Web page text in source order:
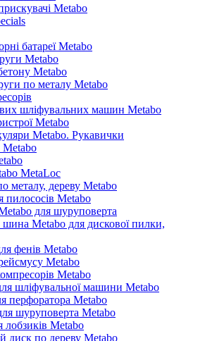
Metabo
батареї Metabo
Metabo
Metabo
по металу Metabo
шліфувальних машин Metabo
Metabo
Metabo. Рукавички
MetaLoc
металу, дереву Metabo
Metabo
для шуруповерта
Metabo для дискової пилки,
фенів Metabo
Metabo
Metabo
шліфувальної машини Metabo
перфоратора Metabo
шуруповерта Metabo
Metabo
диск по дереву Metabo